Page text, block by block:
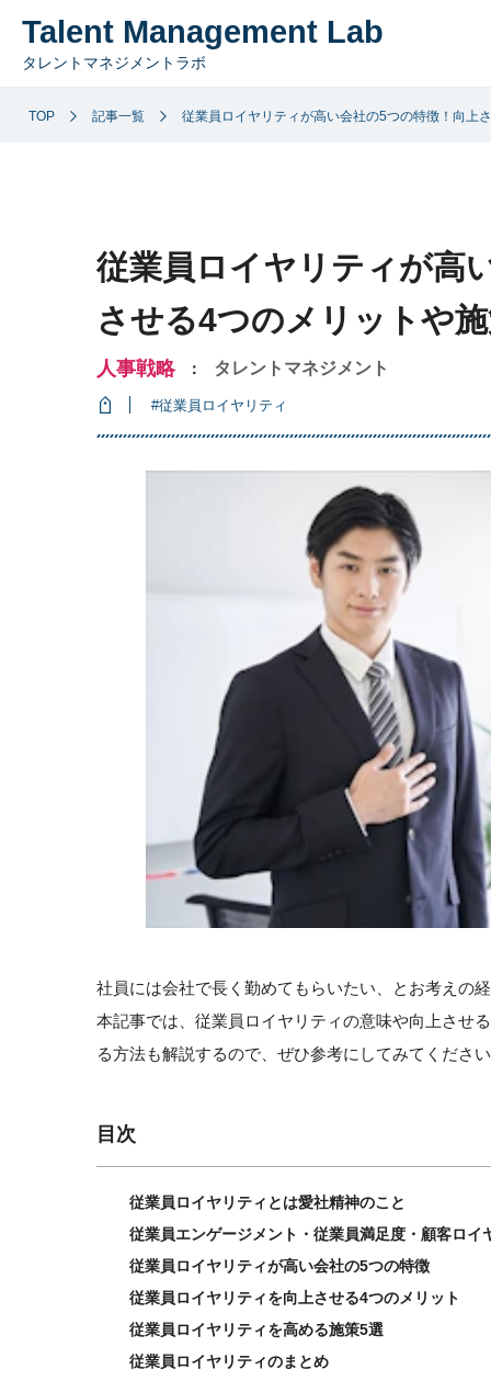
Talent Management Lab
タレントマネジメントラボ
TOP 記事一覧 従業員ロイヤリティが高い会社の5つの特徴！向上
従業員ロイヤリティが高
させる4つのメリットや
人事戦略 ： タレントマネジメント
#従業員ロイヤリティ
社員には会社で長く勤めてもらいたい、とお考えの
本記事では、従業員ロイヤリティの意味や向上させ
る方法も解説するので、ぜひ参考にしてみてくださ
目次
従業員ロイヤリティとは愛社精神のこと
従業員エンゲージメント・従業員満足度・顧客ロイ
従業員ロイヤリティが高い会社の5つの特徴
従業員ロイヤリティを向上させる4つのメリット
従業員ロイヤリティを高める施策5選
従業員ロイヤリティのまとめ